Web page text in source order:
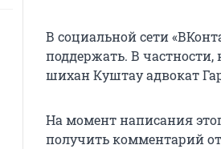
В социальной сети
поддержать. В частности,
шихан Куштау адвокат
На момент написания
получить комментарий